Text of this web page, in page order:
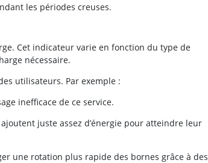
les périodes creuses.
Cet indicateur varie en fonction du type de
nécessaire.
utilisateurs. Par exemple :
inefficace de ce service.
juste assez d’énergie pour atteindre leur
une rotation plus rapide des bornes grâce à des